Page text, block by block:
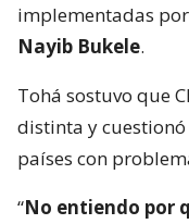
implementadas
Nayib Bukele.
Tohá sostuvo que
distinta y
países con
“No entiendo por